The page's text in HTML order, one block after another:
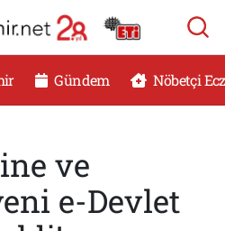
Gündem Nöbetçi
ve
e-Devlet
Haritası